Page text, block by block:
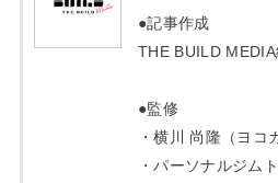
●記事作成
THE BUILD
●監修
・横川 尚隆（ヨコ
・パーソナルジム